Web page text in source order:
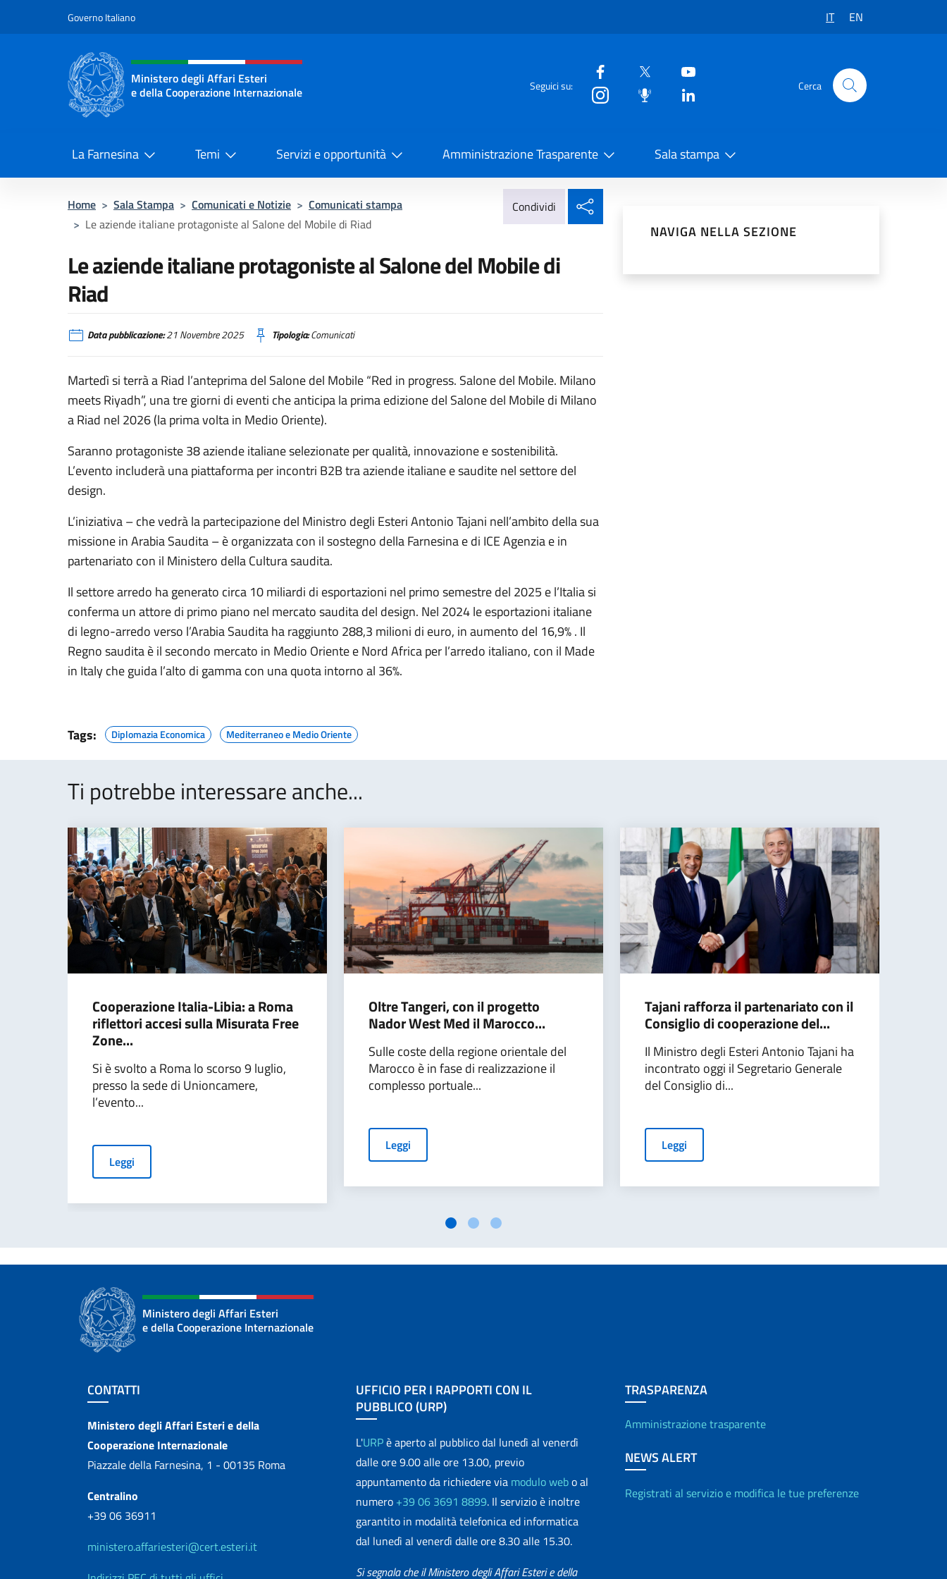
Governo Italiano IT EN
Intestazione sito, social e menù
Ministero degli Affari Esteri
e della Cooperazione Internazionale
Seguici su: Cerca
La Farnesina Temi Servizi e opportunità Amministrazione Trasparente Sala stampa
Home > Sala Stampa > Comunicati e Notizie > Comunicati stampa
> Le aziende italiane protagoniste al Salone del Mobile di Riad
Condividi
Le aziende italiane protagoniste al Salone del Mobile di
Riad
Data pubblicazione:21 Novembre 2025 Tipologia:Comunicati
Martedì si terrà a Riad l’anteprima del Salone del Mobile “Red in progress. Salone del Mobile. Milano
meets Riyadh”, una tre giorni di eventi che anticipa la prima edizione del Salone del Mobile di Milano
a Riad nel 2026 (la prima volta in Medio Oriente).
Saranno protagoniste 38 aziende italiane selezionate per qualità, innovazione e sostenibilità.
L’evento includerà una piattaforma per incontri B2B tra aziende italiane e saudite nel settore del
design.
L’iniziativa – che vedrà la partecipazione del Ministro degli Esteri Antonio Tajani nell’ambito della sua
missione in Arabia Saudita – è organizzata con il sostegno della Farnesina e di ICE Agenzia e in
partenariato con il Ministero della Cultura saudita.
Il settore arredo ha generato circa 10 miliardi di esportazioni nel primo semestre del 2025 e l’Italia si
conferma un attore di primo piano nel mercato saudita del design. Nel 2024 le esportazioni italiane
di legno-arredo verso l’Arabia Saudita ha raggiunto 288,3 milioni di euro, in aumento del 16,9% . Il
Regno saudita è il secondo mercato in Medio Oriente e Nord Africa per l’arredo italiano, con il Made
in Italy che guida l’alto di gamma con una quota intorno al 36%.
Tags: Diplomazia Economica Mediterraneo e Medio Oriente
NAVIGA NELLA SEZIONE
Ti potrebbe interessare anche...
Cooperazione Italia-Libia: a Roma
riflettori accesi sulla Misurata Free
Zone...
Si è svolto a Roma lo scorso 9 luglio,
presso la sede di Unioncamere,
l’evento...
Leggi
Oltre Tangeri, con il progetto
Nador West Med il Marocco...
Sulle coste della regione orientale del
Marocco è in fase di realizzazione il
complesso portuale...
Leggi
Tajani rafforza il partenariato con il
Consiglio di cooperazione del...
Il Ministro degli Esteri Antonio Tajani ha
incontrato oggi il Segretario Generale
del Consiglio di...
Leggi
Ministero degli Affari Esteri
e della Cooperazione Internazionale
Sezione footer
CONTATTI
Contatti
Ministero degli Affari Esteri e della
Cooperazione Internazionale
Piazzale della Farnesina, 1 - 00135 Roma
Centralino
+39 06 36911
ministero.affariesteri@cert.esteri.it
UFFICIO PER I RAPPORTI CON IL
PUBBLICO (URP)
L'URPè aperto al pubblico dal lunedì al venerdì
dalle ore 9.00 alle ore 13.00, previo
appuntamento da richiedere via modulo webo al
numero +39 06 3691 8899. Il servizio è inoltre
garantito in modalità telefonica ed informatica
dal lunedì al venerdì dalle ore 8.30 alle 15.30.
Si segnala che il Ministero degli Affari Esteri e della
TRASPARENZA
Amministrazione trasparente
NEWS ALERT
Registrati al servizio e modifica le tue preferenze